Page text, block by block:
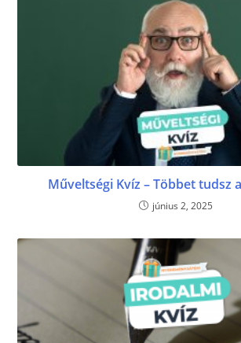
Műveltségi Kvíz – Többet tudsz
június 2, 2025